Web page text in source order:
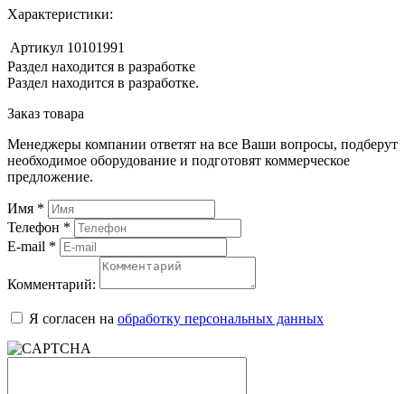
Характеристики:
Артикул 10101991
Раздел находится в разработке
Раздел находится в разработке.
Заказ товара
Менеджеры компании ответят на все Ваши вопросы, подберут
необходимое оборудование и подготовят коммерческое
предложение.
Имя *
Телефон *
E-mail *
Комментарий:
Я согласен на обработку персональных данных